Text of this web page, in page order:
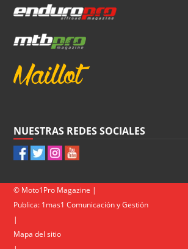
NUESTRAS REDES SOCIALES
© Moto1Pro Magazine |
Publica: 1mas1 Comunicación y Gestión
|
Mapa del sitio